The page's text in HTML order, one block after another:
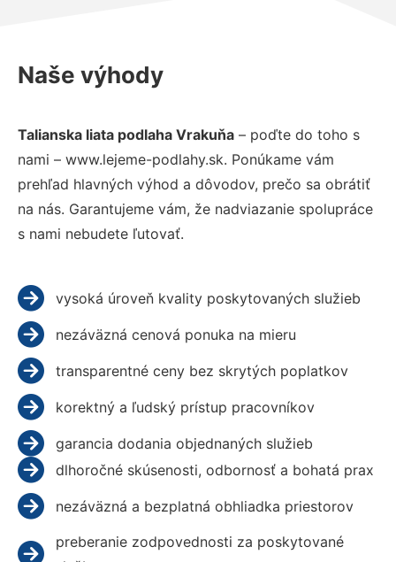
Naše výhody
Talianska liata podlaha Vrakuňa – poďte do toho s
nami – www.lejeme-podlahy.sk. Ponúkame vám
prehľad hlavných výhod a dôvodov, prečo sa obrátiť
na nás. Garantujeme vám, že nadviazanie spolupráce
s nami nebudete ľutovať.
vysoká úroveň kvality poskytovaných služieb
nezáväzná cenová ponuka na mieru
transparentné ceny bez skrytých poplatkov
korektný a ľudský prístup pracovníkov
garancia dodania objednaných služieb
dlhoročné skúsenosti, odbornosť a bohatá prax
nezáväzná a bezplatná obhliadka priestorov
preberanie zodpovednosti za poskytované